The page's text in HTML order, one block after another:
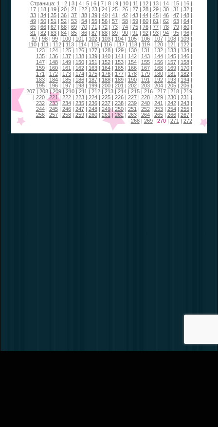
Страница: 1 | 2| 3| 4| 5| 6| 7| 8| 9| 10| 11 | 12| 13| 14| 15| 16|
17| 18| 19| 20| 21 | 22| 23| 24| 25| 26| 27| 28| 29| 30| 31 | 32|
33| 34| 35| 36| 37| 38| 39| 40| 41 | 42| 43| 44| 45| 46| 47| 48|
49| 50| 51 | 52| 53| 54| 55| 56| 57| 58| 59| 60| 61 | 62| 63| 64|
65| 66| 67| 68| 69| 70| 71 | 72| 73| 74| 75| 76| 77| 78| 79| 80|
81 | 82| 83| 84| 85| 86| 87| 88| 89| 90| 91 | 92| 93| 94| 95| 96|
97| 98| 99| 100| 101 | 102| 103| 104| 105| 106| 107| 108| 109|
110| 111 | 112| 113| 114| 115| 116| 117| 118| 119| 120| 121 | 122|
123| 124| 125| 126| 127| 128| 129| 130| 131 | 132| 133| 134|
135| 136| 137| 138| 139| 140| 141 | 142| 143| 144| 145| 146|
147| 148| 149| 150| 151 | 152| 153| 154| 155| 156| 157| 158|
159| 160| 161 | 162| 163| 164| 165| 166| 167| 168| 169| 170|
171 | 172| 173| 174| 175| 176| 177| 178| 179| 180| 181 | 182|
183| 184| 185| 186| 187| 188| 189| 190| 191 | 192| 193| 194|
195| 196| 197| 198| 199| 200| 201 | 202| 203| 204| 205| 206|
207| 208|209| 210| 211 | 212| 213| 214| 215| 216| 217| 218| 219
| 220|221 | 222| 223| 224| 225| 226| 227| 228| 229| 230| 231 |
232| 233|234| 235| 236| 237| 238| 239| 240| 241 | 242| 243|
244| 245| 246| 247| 248| 249| 250| 251 | 252| 253| 254| 255|
256| 257| 258| 259| 260| 261 | 262| 263| 264| 265| 266| 267|
268| 269| 270| 271 | 272